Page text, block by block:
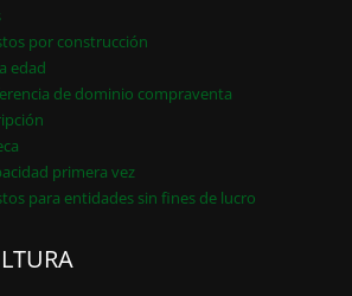
por construcción
edad
de dominio compraventa
primera vez
para entidades sin fines de lucro